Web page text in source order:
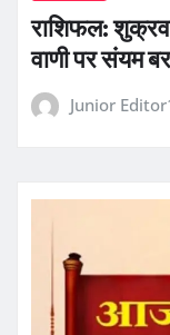
राशिफल:
वाणी पर संयम
Junior